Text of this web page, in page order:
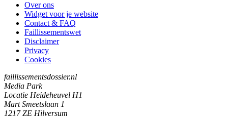
Over ons
Widget voor je website
Contact & FAQ
Faillissementswet
Disclaimer
Privacy
Cookies
faillissementsdossier.nl
Media Park
Locatie Heideheuvel H1
Mart Smeetslaan 1
1217 ZE Hilversum